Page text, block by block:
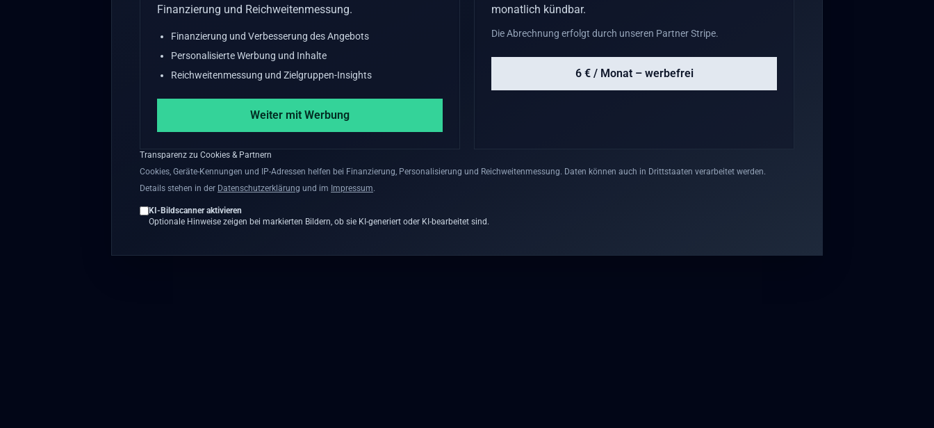
Finanzierung und Reichweitenmessung.
Finanzierung und Verbesserung des Angebots
Personalisierte Werbung und Inhalte
Reichweitenmessung und Zielgruppen-Insights
Weiter mit Werbung
monatlich kündbar.
Die Abrechnung erfolgt durch unseren Partner Stripe.
6 € / Monat – werbefrei
Transparenz zu Cookies & Partnern
Cookies, Geräte-Kennungen und IP-Adressen helfen bei Finanzierung, Personalisierung und Reichweitenmessung. Daten können auch in Drittstaaten verarbeitet werden.
Details stehen in der Datenschutzerklärung und im Impressum.
KI-Bildscanner aktivieren
Optionale Hinweise zeigen bei markierten Bildern, ob sie KI-generiert oder KI-bearbeitet sind.